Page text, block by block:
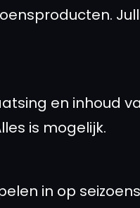
en inhoud
is mogelijk.
in op